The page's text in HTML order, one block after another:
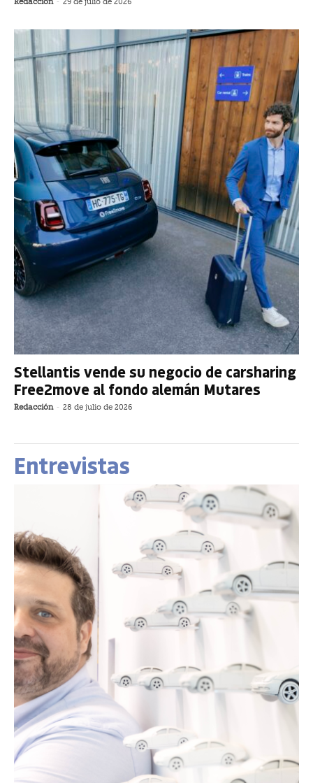
Stellantis vende su negocio de carsharing
Free2move al fondo alemán Mutares
Redacción - 28 de julio de 2026
Entrevistas